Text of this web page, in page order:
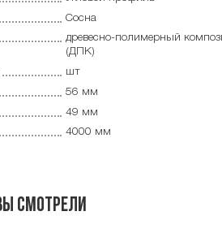
Сосна
древесно-полимерный
(ДПК)
шт
56 мм
49 мм
4000 мм
смотрели